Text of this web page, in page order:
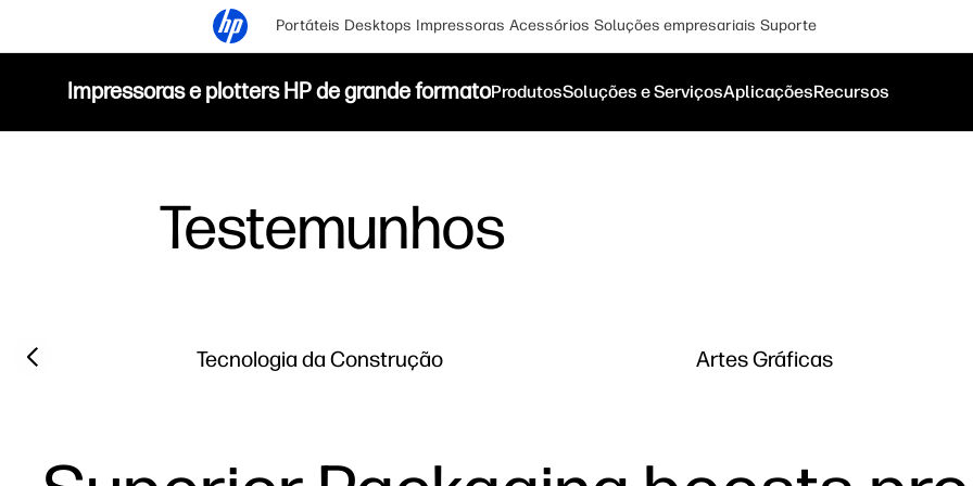
Portáteis Desktops Impressoras Acessórios Soluções empresariais Suporte
Impressoras e plotters HP de grande formatoProdutosSoluções e ServiçosAplicaçõesRecursos
Testemunhos
Filter category
Tecnologia da Construção Artes Gráficas
Previous slide